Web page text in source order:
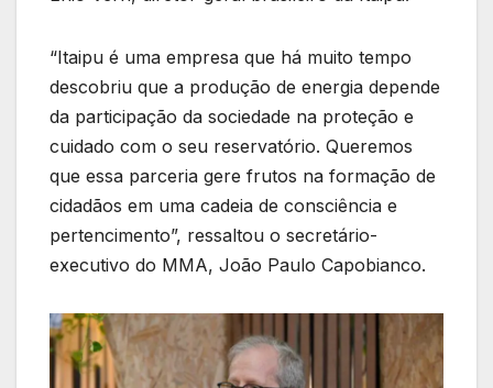
“Itaipu é uma empresa que há muito tempo
descobriu que a produção de energia depende
da participação da sociedade na proteção e
cuidado com o seu reservatório. Queremos
que essa parceria gere frutos na formação de
cidadãos em uma cadeia de consciência e
pertencimento”, ressaltou o secretário-
executivo do MMA, João Paulo Capobianco.